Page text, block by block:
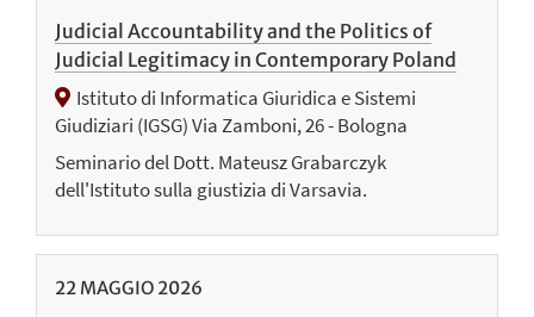
Judicial Accountability and the Politics of
Judicial Legitimacy in Contemporary Poland
Istituto di Informatica Giuridica e Sistemi
Giudiziari (IGSG) Via Zamboni, 26 - Bologna
Seminario del Dott. Mateusz Grabarczyk
dell'Istituto sulla giustizia di Varsavia.
22 MAGGIO 2026